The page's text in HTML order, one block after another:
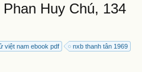
Huy Chú, 134
việt nam ebook pdf
nxb thanh tân 1969